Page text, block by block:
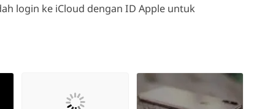
login ke iCloud dengan ID Apple untuk